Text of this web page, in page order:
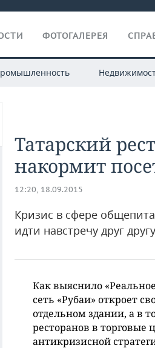
ФОТОГАЛЕРЕЯ
Татарский
накормит
12:20, 18.09.2015
Кризис в сфере
идти навстречу друг другу
Как выяснило
сеть «Рубаи» откроет
отдельном здании, а в
ресторанов в торговые
антикризисной